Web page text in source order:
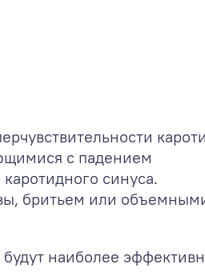
с падением
синуса.
бритьем или
наиболее